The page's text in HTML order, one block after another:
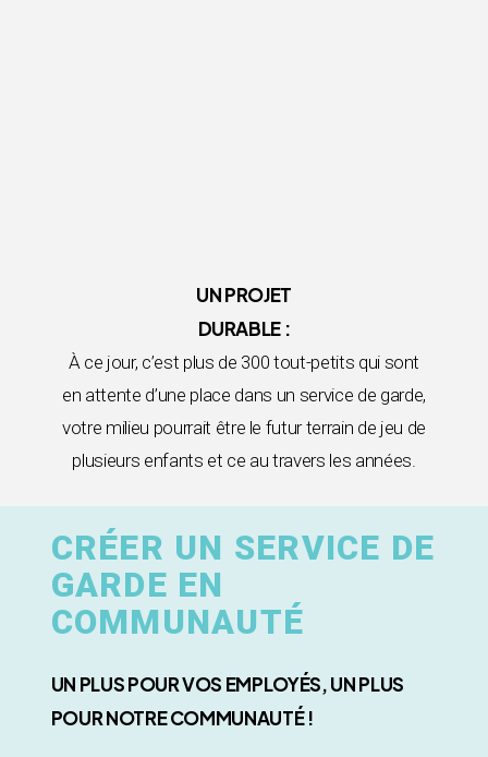
UN PROJET
DURABLE :
À ce jour, c’est plus de 300 tout-petits qui sont
en attente d’une place dans un service de garde,
votre milieu pourrait être le futur terrain de jeu de
plusieurs enfants et ce au travers les années.
CRÉER UN SERVICE DE
GARDE EN
COMMUNAUTÉ
UN PLUS POUR VOS EMPLOYÉS, UN PLUS
POUR NOTRE COMMUNAUTÉ !